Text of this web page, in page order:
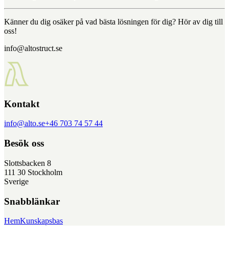
Känner du dig osäker på vad bästa lösningen för dig? Hör av dig till
oss!
info@altostruct.se
Kontakt
info@alto.se+46 703 74 57 44
Besök oss
Slottsbacken 8
111 30 Stockholm
Sverige
Snabblänkar
HemKunskapsbas